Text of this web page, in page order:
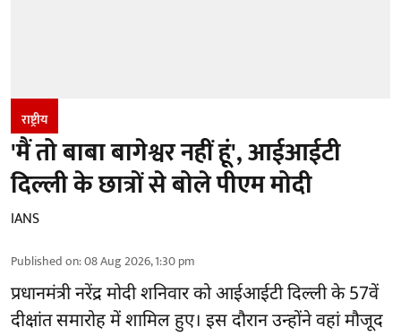
राष्ट्रीय
'मैं तो बाबा बागेश्वर नहीं हूं', आईआईटी
दिल्ली के छात्रों से बोले पीएम मोदी
IANS
Published on:08 Aug 2026, 1:30 pm
प्रधानमंत्री नरेंद्र मोदी शनिवार को आईआईटीदिल्लीके 57वें
दीक्षांत समारोह में शामिल हुए। इस दौरान उन्होंने वहां मौजूद